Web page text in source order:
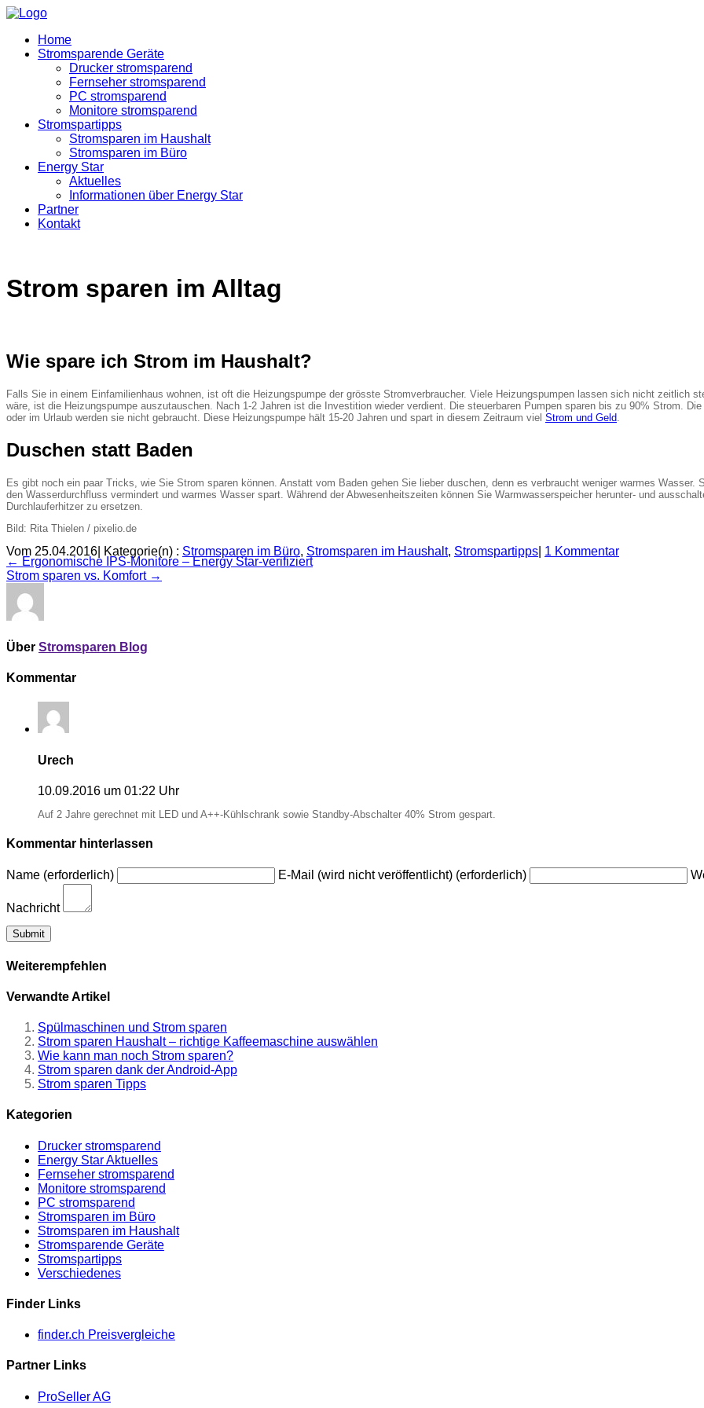
Home
Stromsparende Geräte
Drucker stromsparend
Fernseher stromsparend
PC stromsparend
Monitore stromsparend
Stromspartipps
Stromsparen im Haushalt
Stromsparen im Büro
Energy Star
Aktuelles
Informationen über Energy Star
Partner
Kontakt
Strom sparen im Alltag
Wie spare ich Strom im Haushalt?
Falls Sie in einem Einfamilienhaus wohnen, ist oft die Heizungspumpe der grösste Stromverbraucher. Viele Heizungspumpen lassen sich nicht zeitlich
wäre, ist die Heizungspumpe auszutauschen. Nach 1-2 Jahren ist die Investition wieder verdient. Die steuerbaren Pumpen sparen bis zu 90% Strom.
oder im Urlaub werden sie nicht gebraucht. Diese Heizungspumpe hält 15-20 Jahren und spart in diesem Zeitraum viel Strom und Geld
Duschen statt Baden
Es gibt noch ein paar Tricks, wie Sie Strom sparen können. Anstatt vom Baden gehen Sie lieber duschen, denn es verbraucht weniger warmes
den Wasserdurchfluss vermindert und warmes Wasser spart. Während der Abwesenheitszeiten können Sie Warmwasserspeicher herunter- und
Durchlauferhitzer zu ersetzen.
Bild: Rita Thielen / pixelio.de
Vom 25.04.2016 Kategorie(n) : Stromsparen im Büro, Stromsparen im Haushalt, Stromspartipps 1 Kommentar
← Ergonomische IPS-Monitore – Energy Star-verifiziert
Strom sparen vs. Komfort →
Über Stromsparen Blog
Kommentar
Urech
10.09.2016 um 01:22 Uhr
Auf 2 Jahre gerechnet mit LED und A++-Kühlschrank sowie Standby-Abschalter 40% Strom gespart.
Kommentar hinterlassen
Name (erforderlich) E-Mail (wird nicht veröffentlicht) (erforderlich)
Nachricht
Weiterempfehlen
Verwandte Artikel
Spülmaschinen und Strom sparen
Strom sparen Haushalt – richtige Kaffeemaschine auswählen
Wie kann man noch Strom sparen?
Strom sparen dank der Android-App
Strom sparen Tipps
Kategorien
Drucker stromsparend
Energy Star Aktuelles
Fernseher stromsparend
Monitore stromsparend
PC stromsparend
Stromsparen im Büro
Stromsparen im Haushalt
Stromsparende Geräte
Stromspartipps
Verschiedenes
Finder Links
finder.ch Preisvergleiche
Partner Links
ProSeller AG